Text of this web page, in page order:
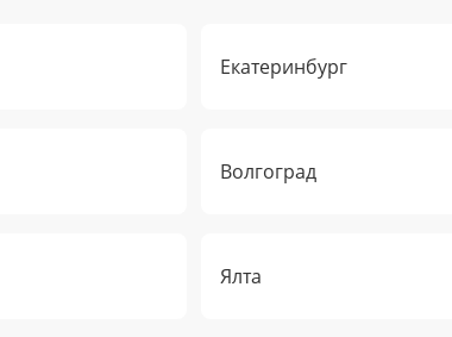
Екатеринбург
Волгоград
Ялта